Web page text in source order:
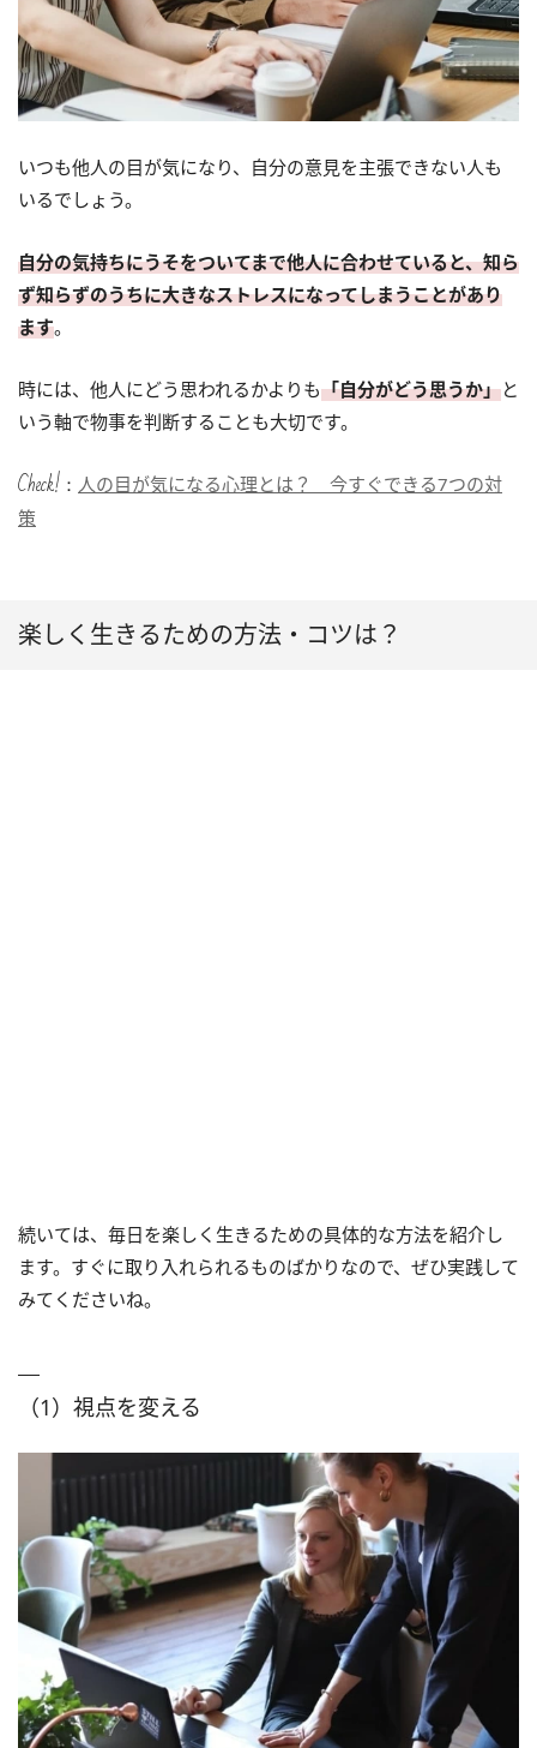
いつも他人の目が気になり、自分の意見を主張できない人も
いるでしょう。
自分の気持ちにうそをついてまで他人に合わせていると、知ら
ず知らずのうちに大きなストレスになってしまうことがあり
ます。
時には、他人にどう思われるかよりも「自分がどう思うか」と
いう軸で物事を判断することも大切です。
Check!： 人の目が気になる心理とは？ 今すぐできる7つの対
策
楽しく生きるための方法・コツは？
続いては、毎日を楽しく生きるための具体的な方法を紹介し
ます。すぐに取り入れられるものばかりなので、ぜひ実践して
みてくださいね。
（1）視点を変える